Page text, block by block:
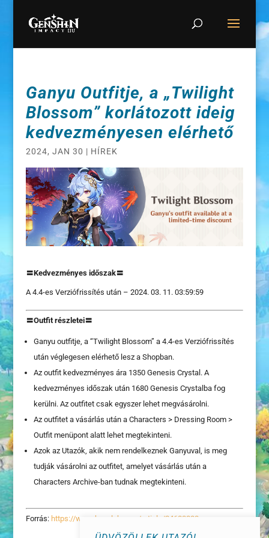
Ganyu Outfitje, a „Twilight
Blossom” korlátozott ideig
kedvezményesen elérhető
2024, JAN 30 | HÍREK
〓Kedvezményes időszak〓
A 4.4-es Verziófrissítés után – 2024. 03. 11. 03:59:59
〓Outfit részletei〓
Ganyu outfitje, a “Twilight Blossom” a 4.4-es Verziófrissítés
után véglegesen elérhető lesz a Shopban.
Az outfit kedvezményes ára 1350 Genesis Crystal. A
kedvezményes időszak után 1680 Genesis Crystalba fog
kerülni. Az outfitet csak egyszer lehet megvásárolni.
Az outfitet a vásárlás után a Characters > Dressing Room >
Outfit menüpont alatt lehet megtekinteni.
Azok az Utazók, akik nem rendelkeznek Ganyuval, is meg
tudják vásárolni az outfitet, amelyet vásárlás után a
Characters Archive-ban tudnak megtekinteni.
Forrás: https://www.hoyolab.com/article/24683838